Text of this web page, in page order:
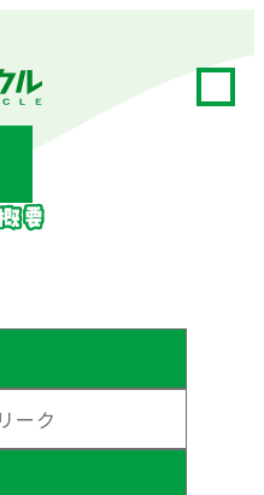
ーク